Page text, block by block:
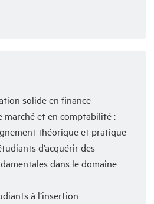
solide en finance
marché et en comptabilité :
théorique et pratique
d’acquérir des
dans le domaine
à l’insertion